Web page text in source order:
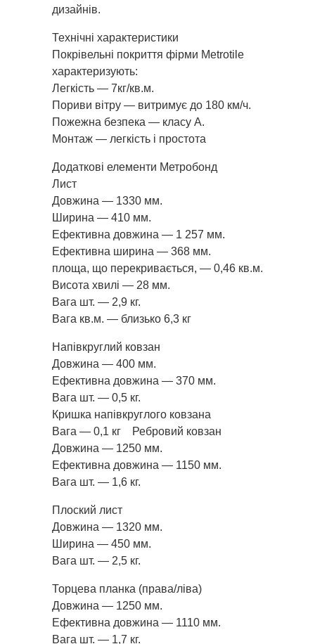
дизайнів.
Технічні характеристики
Покрівельні покриття фірми Metrotile
характеризують:
Легкість — 7кг/кв.м.
Пориви вітру — витримує до 180 км/ч.
Пожежна безпека — класу А.
Монтаж — легкість і простота
Додаткові елементи Метробонд
Лист
Довжина — 1330 мм.
Ширина — 410 мм.
Ефективна довжина — 1 257 мм.
Ефективна ширина — 368 мм.
площа, що перекривається, — 0,46 кв.м.
Висота хвилі — 28 мм.
Вага шт. — 2,9 кг.
Вага кв.м. — близько 6,3 кг
Напівкруглий ковзан
Довжина — 400 мм.
Ефективна довжина — 370 мм.
Вага шт. — 0,5 кг.
Кришка напівкруглого ковзана
Вага — 0,1 кг Ребровий ковзан
Довжина — 1250 мм.
Ефективна довжина — 1150 мм.
Вага шт. — 1,6 кг.
Плоский лист
Довжина — 1320 мм.
Ширина — 450 мм.
Вага шт. — 2,5 кг.
Торцева планка (права/ліва)
Довжина — 1250 мм.
Ефективна довжина — 1110 мм.
Вага шт. — 1,7 кг.